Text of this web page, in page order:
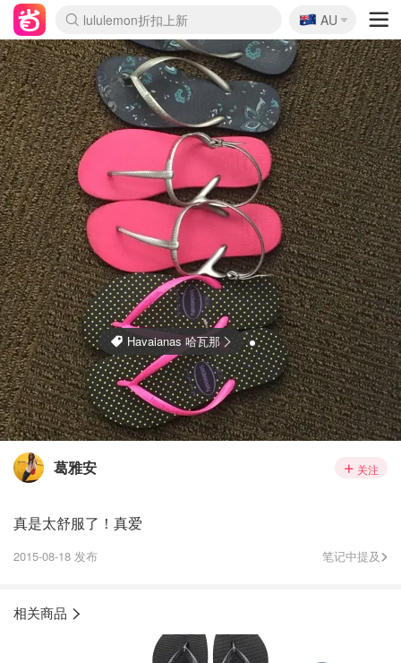
lululemon折扣上新
Sasa美妆护肤3.5折
SSENSE年中3折
FreshBeauty好价汇总
Cettire降价+叠9折
Farfetch折上8折
WWS Coles超市实拍
viagogo二手票捡漏
Myer清仓1折起
The Outnet奢牌1折起
David Jones 3折起
Flannels大牌1折
Perfumes Club护肤1折
AMIRO返校季6.2折
Oweek抽奖送Airpods
Amazon折扣汇总
eToro入金$200送$50
Amazon数码好物
ICONIC本周7.5折
ThedoubleF高奢地板价
Moose Knuckles 6折
丝芙兰5折起
EUFY官网3.7折起
Selenichast首饰2折
Trip机票酒店促销
YSL送5件彩妆礼
Amazon家居好物
BIGBANG巡演开票
David Jones时尚3折
Amazon美妆护肤
雅漾大喷$8
过敏原检测盒$33
伊索独家赠50ml沐浴露
科颜氏清仓3折
SEALIFE海洋馆门票6折
丝塔芙大白罐$16
订阅Newsletter送香薰
Cult Beauty 6.8折
Harrods圣诞日历2.3折
LN-CC奢牌私促3折
d'Alba空姐喷雾$16
EVE LOM套装逆天2折
Bernardelli独家4折
Adore Beauty 6折起
CT圣诞日历
Mytheresa奢品2.7折
Luxury Escapes 9折
Currentbody美容仪9折
卡诗9折+赠4件礼
MOON Garden Live
ALLSAINTS美衣3折
Roborock扫地机3.7折
Tingo Life水杯$24
Valentino官网5折
CR洗发护发6.3折
🇦🇺
AU
Havaianas 哈瓦那
葛雅安 关注
真是太舒服了！真爱
2015-08-18 发布 笔记中提及
相关商品